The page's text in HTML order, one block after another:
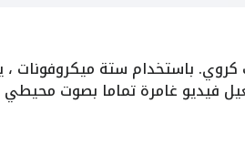
كروي. باستخدام ستة ميكروفونات ،
فيديو غامرة تماما بصوت محيطي